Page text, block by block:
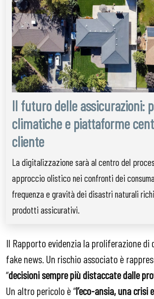
Il futuro delle assicurazioni:
climatiche e piattaforme
cliente
La digitalizzazione sarà al centro del
approccio olistico nei confronti dei
frequenza e gravità dei disastri naturali
prodotti assicurativi.
Il Rapporto evidenzia la proliferazione di
fake news. Un rischio associato è
“decisioni sempre più distaccate dalle
Un altro pericolo è “l’eco-ansia, una crisi